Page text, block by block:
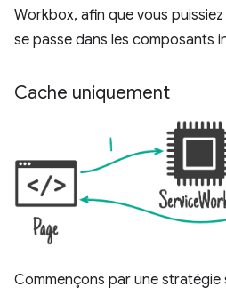
Workbox, afin que vous
se passe dans les composants
Cache uniquement
Commençons par une stratégie